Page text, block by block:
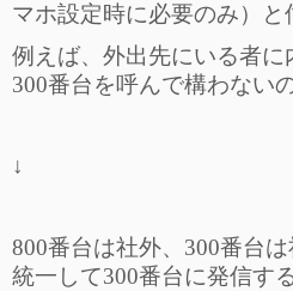
マホ設定時に必要のみ）と
例えば、外出先にいる者に
300番台を呼んで構わない
↓
800番台は社外、300番台
統一して300番台に発信す